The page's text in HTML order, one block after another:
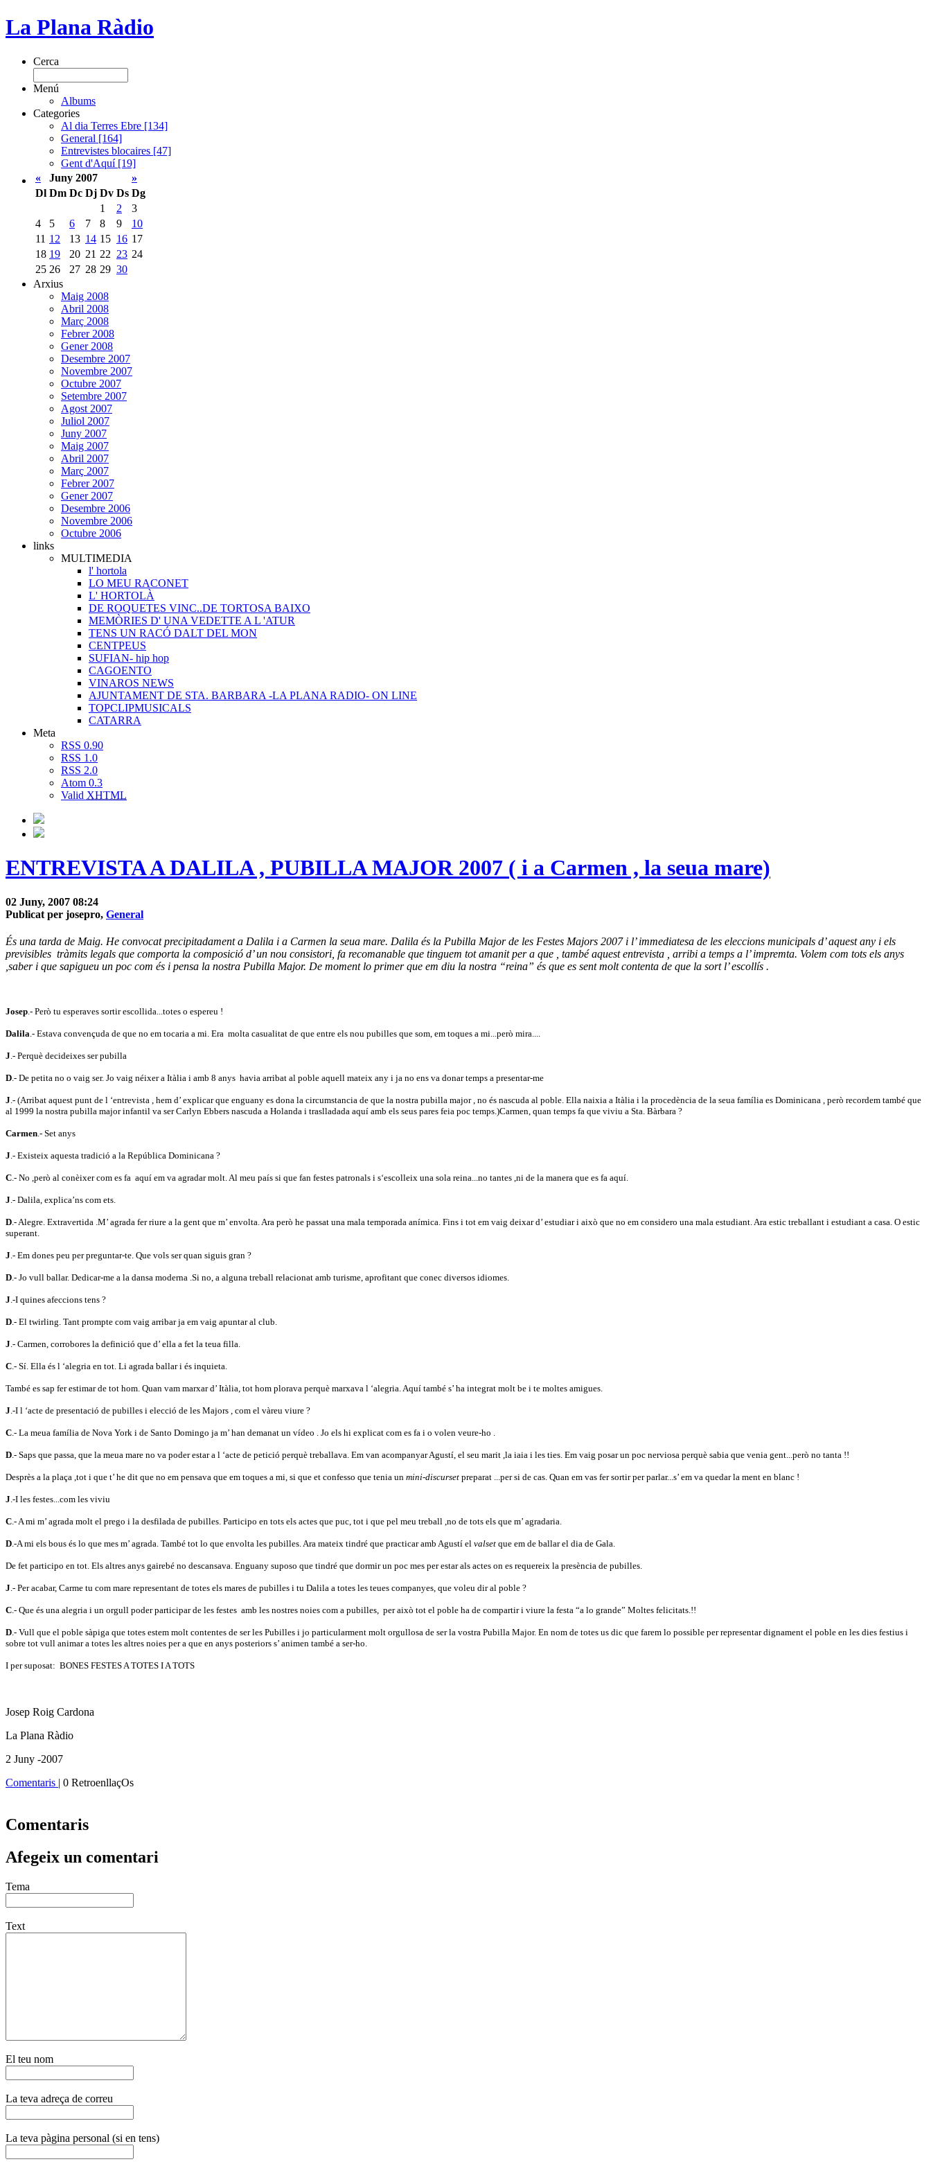
La Plana Ràdio
Cerca
Menú
Albums
Categories
Al dia Terres Ebre [134]
General [164]
Entrevistes blocaires [47]
Gent d'Aquí [19]
«
Juny 2007
»
Dl Dm Dc Dj Dv Ds Dg
1
2
3
4
5 6 7 8 9
10
11 12 13 14 15 16 17
18 19 20 21 22 23 24
25 26 27 28 29 30
Arxius
Maig 2008
Abril 2008
Març 2008
Febrer 2008
Gener 2008
Desembre 2007
Novembre 2007
Octubre 2007
Setembre 2007
Agost 2007
Juliol 2007
Juny 2007
Maig 2007
Abril 2007
Març 2007
Febrer 2007
Gener 2007
Desembre 2006
Novembre 2006
Octubre 2006
links
MULTIMEDIA
l' hortola
LO MEU RACONET
L' HORTOLÀ
DE ROQUETES VINC..DE TORTOSA BAIXO
MEMÒRIES D' UNA VEDETTE A L 'ATUR
TENS UN RACÓ DALT DEL MON
CENTPEUS
SUFIAN- hip hop
CAGOENTO
VINAROS NEWS
AJUNTAMENT DE STA. BARBARA -LA PLANA RADIO- ON LINE
TOPCLIPMUSICALS
CATARRA
Meta
RSS 0.90
RSS 1.0
RSS 2.0
Atom 0.3
Valid XHTML
ENTREVISTA A DALILA , PUBILLA MAJOR 2007 ( i a Carmen , la seua mare)
02 Juny, 2007 08:24
Publicat per josepro, General
És una tarda de Maig. He convocat precipitadament a Dalila i a Carmen la seua mare. Dalila és la Pubilla Major de les Festes Majors 2007 i l’ immediatesa de les eleccions municipals d’ aquest any i els
previsibles tràmits legals que comporta la composició d’ un nou consistori, fa recomanable que tinguem tot amanit per a que , també aquest entrevista , arribi a temps a l’ impremta. Volem com tots els anys
,saber i que sapigueu un poc com és i pensa la nostra Pubilla Major. De moment lo primer que em diu la nostra “reina” és que es sent molt contenta de que la sort l’ escollís .
Josep.- Però tu esperaves sortir escollida...totes o espereu !
Dalila.- Estava convençuda de que no em tocaria a mi. Era molta casualitat de que entre els nou pubilles que som, em toques a mi...però mira....
J.- Perquè decideixes ser pubilla
D.- De petita no o vaig ser. Jo vaig néixer a Itàlia i amb 8 anys havia arribat al poble aquell mateix any i ja no ens va donar temps a presentar-me
J.- (Arribat aquest punt de l ‘entrevista , hem d’ explicar que enguany es dona la circumstancia de que la nostra pubilla major , no és nascuda al poble. Ella naixia a Itàlia i la procedència de la seua família es Dominicana , però recordem també que
al 1999 la nostra pubilla major infantil va ser Carlyn Ebbers nascuda a Holanda i traslladada aquí amb els seus pares feia poc temps.)Carmen, quan temps fa que viviu a Sta. Bàrbara ?
Carmen.- Set anys
J.- Existeix aquesta tradició a la República Dominicana ?
C.- No ,però al conèixer com es fa aquí em va agradar molt. Al meu país si que fan festes patronals i s‘escolleix una sola reina...no tantes ,ni de la manera que es fa aquí.
J.- Dalila, explica’ns com ets.
D.- Alegre. Extravertida .M’ agrada fer riure a la gent que m’ envolta. Ara però he passat una mala temporada anímica. Fins i tot em vaig deixar d’ estudiar i això que no em considero una mala estudiant. Ara estic treballant i estudiant a casa. O estic
superant.
J.- Em dones peu per preguntar-te. Que vols ser quan siguis gran ?
D.- Jo vull ballar. Dedicar-me a la dansa moderna .Si no, a alguna treball relacionat amb turisme, aprofitant que conec diversos idiomes.
J.-I quines afeccions tens ?
D.- El twirling. Tant prompte com vaig arribar ja em vaig apuntar al club.
J.- Carmen, corrobores la definició que d’ ella a fet la teua filla.
C.- Sí. Ella és l ‘alegria en tot. Li agrada ballar i és inquieta.
També es sap fer estimar de tot hom. Quan vam marxar d’ Itàlia, tot hom plorava perquè marxava l ‘alegria. Aquí també s’ ha integrat molt be i te moltes amigues.
J.-I l ‘acte de presentació de pubilles i elecció de les Majors , com el vàreu viure ?
C.- La meua família de Nova York i de Santo Domingo ja m’ han demanat un vídeo . Jo els hi explicat com es fa i o volen veure-ho .
D.- Saps que passa, que la meua mare no va poder estar a l ‘acte de petició perquè treballava. Em van acompanyar Agustí, el seu marit ,la iaia i les ties. Em vaig posar un poc nerviosa perquè sabia que venia gent...però no tanta !!
Desprès a la plaça ,tot i que t’ he dit que no em pensava que em toques a mi, si que et confesso que tenia un mini-discurset preparat ...per si de cas. Quan em vas fer sortir per parlar...s’ em va quedar la ment en blanc !
J.-I les festes...com les viviu
C.- A mi m’ agrada molt el prego i la desfilada de pubilles. Participo en tots els actes que puc, tot i que pel meu treball ,no de tots els que m’ agradaria.
D.-A mi els bous és lo que mes m’ agrada. També tot lo que envolta les pubilles. Ara mateix tindré que practicar amb Agustí el valset que em de ballar el dia de Gala.
De fet participo en tot. Els altres anys gairebé no descansava. Enguany suposo que tindré que dormir un poc mes per estar als actes on es requereix la presència de pubilles.
J.- Per acabar, Carme tu com mare representant de totes els mares de pubilles i tu Dalila a totes les teues companyes, que voleu dir al poble ?
C.- Que és una alegria i un orgull poder participar de les festes amb les nostres noies com a pubilles, per això tot el poble ha de compartir i viure la festa “a lo grande” Moltes felicitats.!!
D.- Vull que el poble sàpiga que totes estem molt contentes de ser les Pubilles i jo particularment molt orgullosa de ser la vostra Pubilla Major. En nom de totes us dic que farem lo possible per representar dignament el poble en les dies festius i
sobre tot vull animar a totes les altres noies per a que en anys posteriors s’ animen també a ser-ho.
I per suposat: BONES FESTES A TOTES I A TOTS
Josep Roig Cardona
La Plana Ràdio
2 Juny -2007
Comentaris | 0 RetroenllaçOs
Comentaris
Afegeix un comentari
Tema
Text
El teu nom
La teva adreça de correu
La teva pàgina personal (si en tens)